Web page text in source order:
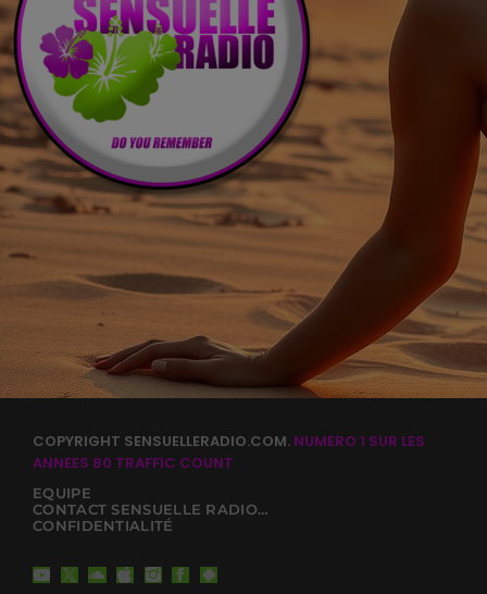
COPYRIGHT SENSUELLERADIO.COM. NUMERO 1 SUR LES
ANNEES 80 TRAFFIC COUNT
EQUIPE
CONTACT SENSUELLE RADIO 80
CONFIDENTIALITÉ